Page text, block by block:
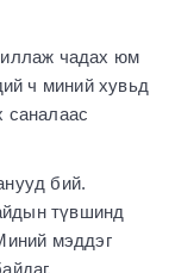
чадах юм
ч миний хувьд
саналаас
бий.
түвшинд
мэддэг